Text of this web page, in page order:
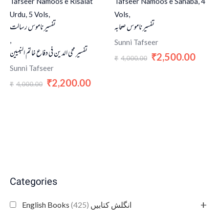
Categories
English Books انگلش کتابیں (425) +
Urdu, 5 Vols,
تفسیر ناموس رسالت
,
تفسیر محی الدین فی دفاع خاتم النبیین
Sunni Tafseer
₹ 4,000.00 ₹2,200.00
Vols,
تفسیر ناموس صحابہ
Sunni Tafseer
₹ 4,000.00 ₹2,500.00